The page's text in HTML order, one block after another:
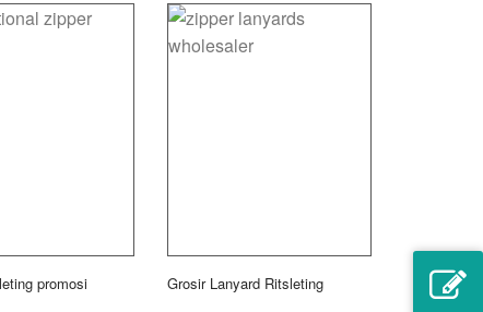
promosi Grosir Lanyard Ritsleting